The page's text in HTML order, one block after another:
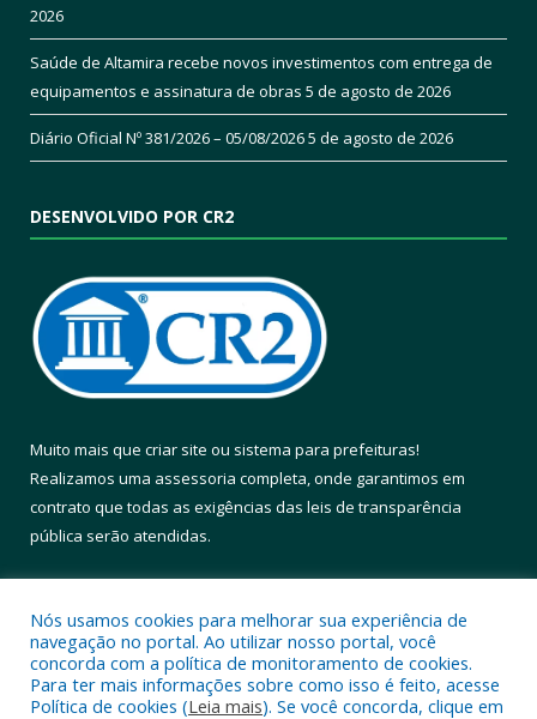
2026
Saúde de Altamira recebe novos investimentos com entrega de
equipamentos e assinatura de obras 5 de agosto de 2026
Diário Oficial Nº 381/2026 – 05/08/20265 de agosto de 2026
DESENVOLVIDO POR CR2
Muito mais que criar site ou sistema para prefeituras!
Realizamos uma assessoria completa, onde garantimos em
contrato que todas as exigências das leis de transparência
pública serão atendidas.
Nós usamos cookies para melhorar sua experiência de
navegação no portal. Ao utilizar nosso portal, você
concorda com a política de monitoramento de cookies.
Para ter mais informações sobre como isso é feito, acesse
Política de cookies (Leia mais). Se você concorda, clique em